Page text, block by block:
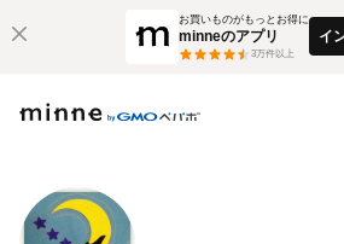
お買いものがもっとお得に
minneのアプリ
3万件以上
イ